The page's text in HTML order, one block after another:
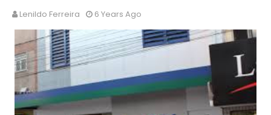
Lenildo Ferreira 6 Years Ago